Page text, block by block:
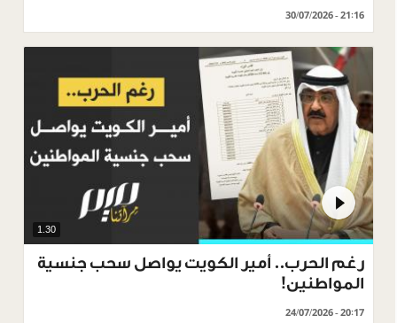
30/07/2026 - 21:16
1.30
رغم الحرب.. أمير الكويت يواصل سحب جنسية
المواطنين!
24/07/2026 - 20:17